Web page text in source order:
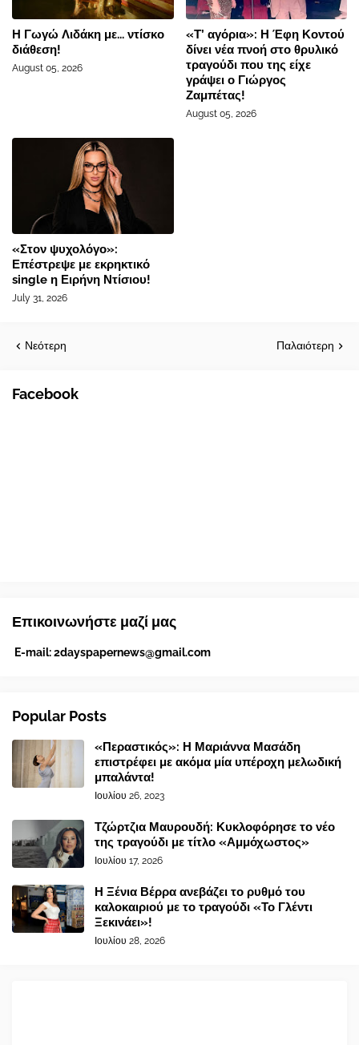
Η Γωγώ Λιδάκη με... ντίσκο
διάθεση!
August 05, 2026
«Τ’ αγόρια»: Η Έφη Κοντού
δίνει νέα πνοή στο θρυλικό
τραγούδι που της είχε
γράψει ο Γιώργος
Ζαμπέτας!
August 05, 2026
«Στον ψυχολόγο»:
Επέστρεψε με εκρηκτικό
single η Ειρήνη Ντίσιου!
July 31, 2026
Νεότερη Παλαιότερη
Facebook
Επικοινωνήστε μαζί μας
E-mail:2dayspapernews@gmail.com
Popular Posts
«Περαστικός»: Η Μαριάννα Μασάδη
επιστρέφει με ακόμα μία υπέροχη μελωδική
μπαλάντα!
Ιουλίου 26, 2023
Τζώρτζια Μαυρουδή: Κυκλοφόρησε το νέο
της τραγούδι με τίτλο «Αμμόχωστος»
Ιουλίου 17, 2026
Η Ξένια Βέρρα ανεβάζει το ρυθμό του
καλοκαιριού με το τραγούδι «Το Γλέντι
Ξεκινάει»!
Ιουλίου 28, 2026